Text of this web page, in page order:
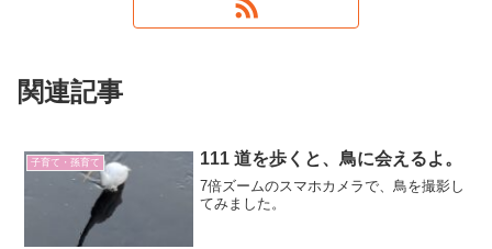
関連記事
子育て・孫育て 111 道を歩くと、鳥に会えるよ。
7倍ズームのスマホカメラで、鳥を撮影し
てみました。